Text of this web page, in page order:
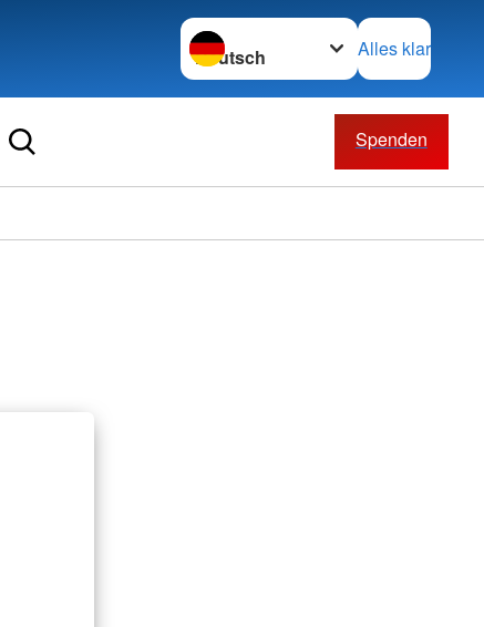
Sprache wechseln zu
Alles klar
Spenden